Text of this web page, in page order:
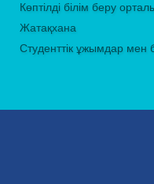
Көптілді білім беру
Жатақхана
Студенттік ұжымдар мен